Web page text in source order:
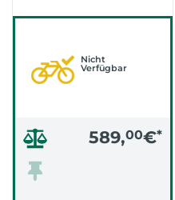
Nicht
Verfügbar
589,00€*